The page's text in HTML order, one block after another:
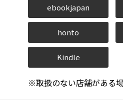
ebookjapan
honto
Kindle
※取扱のない店舗がある